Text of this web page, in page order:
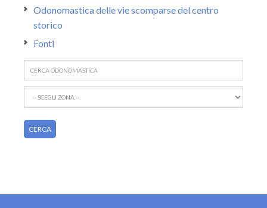
Odonomastica delle vie scomparse del centro
storico
Fonti